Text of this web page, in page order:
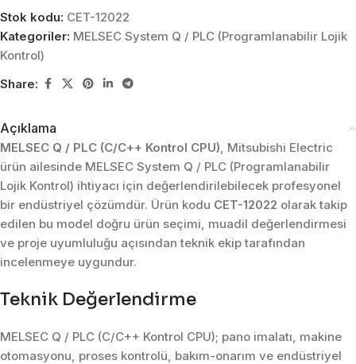
Stok kodu: CET-12022
Kategoriler: MELSEC System Q / PLC (Programlanabilir Lojik
Kontrol)
Share:
Açıklama
MELSEC Q / PLC (C/C++ Kontrol CPU), Mitsubishi Electric
ürün ailesinde MELSEC System Q / PLC (Programlanabilir
Lojik Kontrol) ihtiyacı için değerlendirilebilecek profesyonel
bir endüstriyel çözümdür. Ürün kodu CET-12022 olarak takip
edilen bu model doğru ürün seçimi, muadil değerlendirmesi
ve proje uyumluluğu açısından teknik ekip tarafından
incelenmeye uygundur.
Teknik Değerlendirme
MELSEC Q / PLC (C/C++ Kontrol CPU); pano imalatı, makine
otomasyonu, proses kontrolü, bakım-onarım ve endüstriyel